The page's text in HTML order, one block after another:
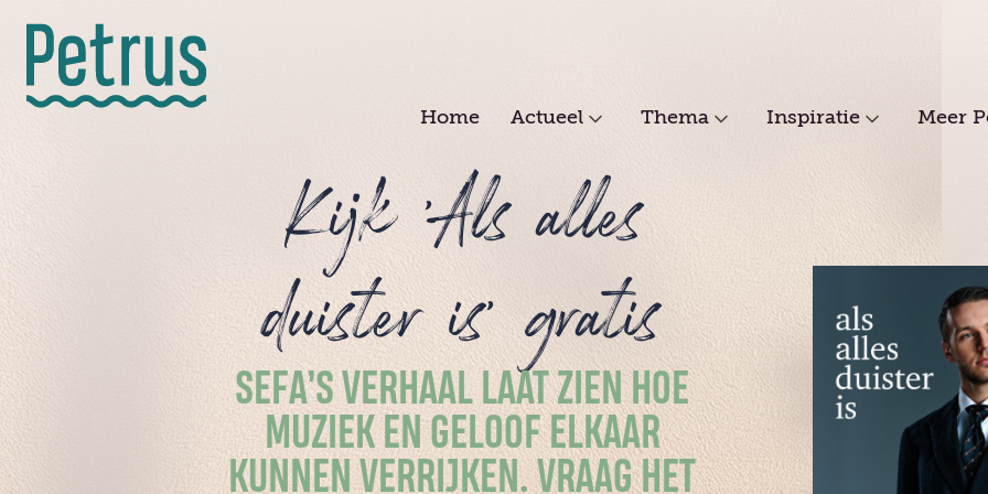
hoofdinhoud
Home Actueel Thema Inspiratie Meer
Kijk 'Als alles
duister is' gratis
SEFA’S VERHAAL LAAT ZIEN HOE
MUZIEK EN GELOOF ELKAAR
KUNNEN VERRIJKEN. VRAAG HET